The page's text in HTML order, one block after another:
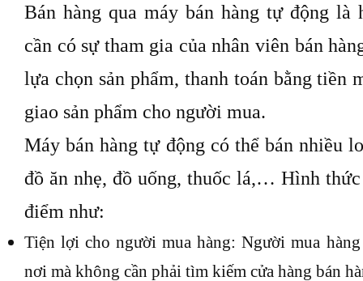
Bán hàng qua máy bán hàng tự động là
cần có sự tham gia của nhân viên bán
lựa chọn sản phẩm, thanh toán bằng tiền
giao sản phẩm cho người mua.
Máy bán hàng tự động có thể bán nhiều
đồ ăn nhẹ, đồ uống, thuốc lá,… Hình
điểm như:
Tiện lợi cho người mua hàng: Người mua
nơi mà không cần phải tìm kiếm cửa hàng bán